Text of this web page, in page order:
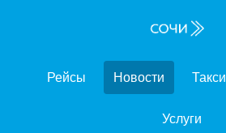
Рейсы Новости Такси
Услуги